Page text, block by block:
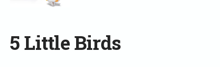
5 Little Birds